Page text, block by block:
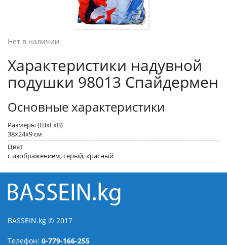
Нет в наличии
Характеристики надувной
подушки 98013 Спайдермен
Основные характеристики
Размеры (ШxГxВ)
38x24x9 см
Цвет
с изображением, серый, красный
BASSEIN.kg © 2017
Телефон: 0-779-166-255